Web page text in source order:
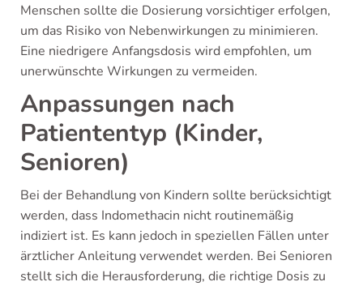
Menschen sollte die Dosierung vorsichtiger erfolgen,
um das Risiko von Nebenwirkungen zu minimieren.
Eine niedrigere Anfangsdosis wird empfohlen, um
unerwünschte Wirkungen zu vermeiden.
Anpassungen nach
Patiententyp (Kinder,
Senioren)
Bei der Behandlung von Kindern sollte berücksichtigt
werden, dass Indomethacin nicht routinemäßig
indiziert ist. Es kann jedoch in speziellen Fällen unter
ärztlicher Anleitung verwendet werden. Bei Senioren
stellt sich die Herausforderung, die richtige Dosis zu